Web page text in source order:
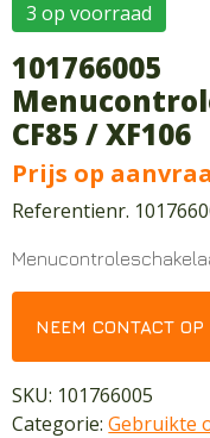
WERKEN BIJ
3 op voorraad
101766005
CF85 / XF106
Prijs op
Referentienr.
NEEM CONTACT OP
SKU: 101766005
Categorie:Gebruikte